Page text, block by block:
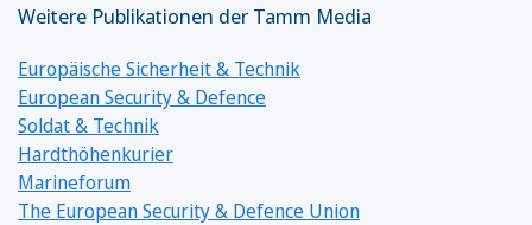
Weitere Publikationen der Tamm Media
Europäische Sicherheit & Technik
European Security & Defence
Soldat & Technik
Hardthöhenkurier
Marineforum
The European Security & Defence Union